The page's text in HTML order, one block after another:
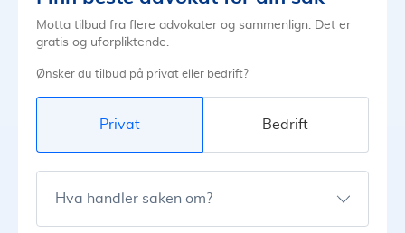
Motta tilbud fra flere advokater og sammenlign. Det er
gratis og uforpliktende.
Ønsker du tilbud på privat eller bedrift?
Privat Bedrift
Hva handler saken om?